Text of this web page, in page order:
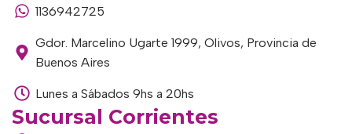
1136942725
Gdor. Marcelino Ugarte 1999, Olivos, Provincia de
Buenos Aires
Lunes a Sábados 9hs a 20hs
Sucursal Corrientes